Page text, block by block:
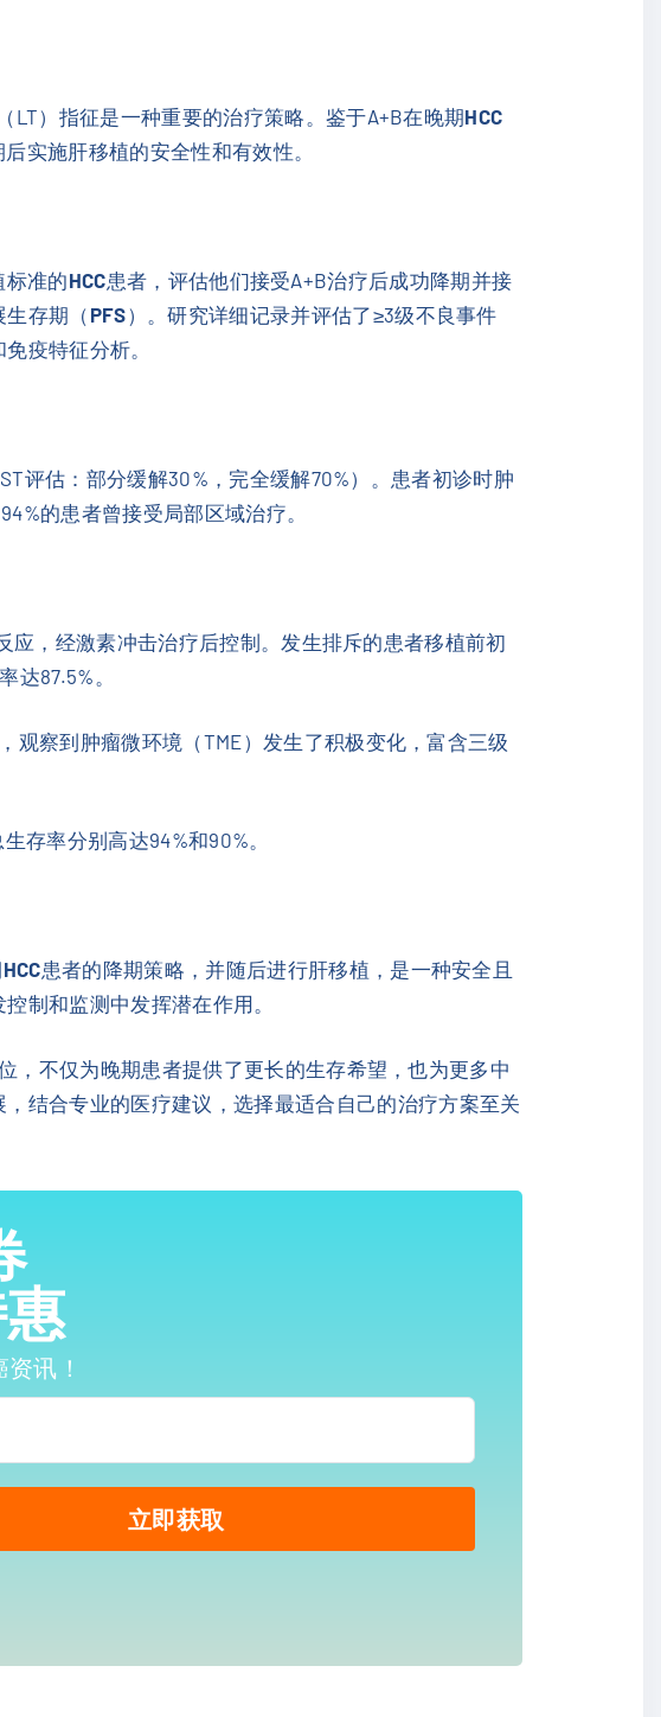
）指征是一种重要的治疗策略。鉴于A+B在晚期HCC
实施肝移植的安全性和有效性。
标准的HCC患者，评估他们接受A+B治疗后成功降期并接
存期（ PFS）。研究详细记录并评估了≥3级不良事件
疫特征分析。
评估：部分缓解30%，完全缓解70%）。患者初诊时肿
的患者曾接受局部区域治疗。
应，经激素冲击治疗后控制。发生排斥的患者移植前初
达87.5%。
观察到肿瘤微环境（TME）发生了积极变化，富含三级
存率分别高达94%和90%。
HCC患者的降期策略，并随后进行肝移植，是一种安全且
制和监测中发挥潜在作用。
，不仅为晚期患者提供了更长的生存希望，也为更多中
结合专业的医疗建议，选择最适合自己的治疗方案至关
讯！